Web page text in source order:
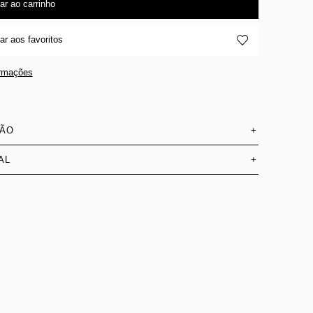
ao carrinho
aos favoritos
+
+